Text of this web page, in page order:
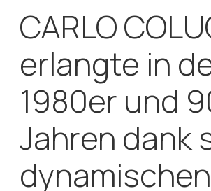
hochwertigen
Verarbeitung und
seiner
leuchtenden
Farbkombinationen
weltweit
Kultstatus.